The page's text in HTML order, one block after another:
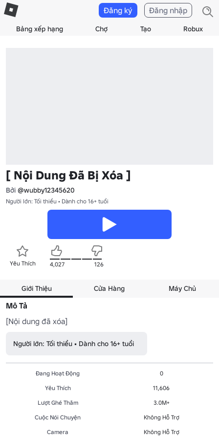
Bảng xếp hạng Chợ Tạo Robux
Đăng ký Đăng nhập
[ Nội Dung Đã Bị Xóa ]
Bởi @wubby12345620
Người lớn: Tối thiểu • Dành cho 16+ tuổi
Yêu Thích 4,027 126
Giới Thiệu Cửa Hàng Máy Chủ
Mô Tả
[Nội dung đã xóa]
Người lớn: Tối thiểu • Dành cho 16+ tuổi
Đang Hoạt Động
0
Yêu Thích
11,606
Lượt Ghé Thăm
3.0M+
Cuộc Nói Chuyện
Không Hỗ Trợ
Camera
Không Hỗ Trợ